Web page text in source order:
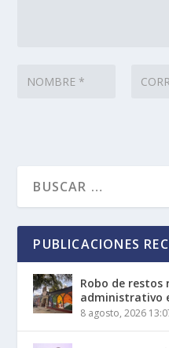
PUBLICACIONES
Robo de restos
administrativo
8 agosto, 2026